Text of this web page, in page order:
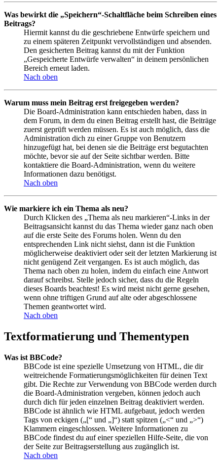
Was bewirkt die „Speichern“-Schaltfläche beim Schreiben eines
Beitrags?
Hiermit kannst du die geschriebene Entwürfe speichern und
zu einem späteren Zeitpunkt vervollständigen und absenden.
Den gesicherten Beitrag kannst du mit der Funktion
„Gespeicherte Entwürfe verwalten“ in deinem persönlichen
Bereich erneut laden.
Nach oben
Warum muss mein Beitrag erst freigegeben werden?
Die Board-Administration kann entschieden haben, dass in
dem Forum, in dem du einen Beitrag erstellt hast, die Beiträge
zuerst geprüft werden müssen. Es ist auch möglich, dass die
Administration dich zu einer Gruppe von Benutzern
hinzugefügt hat, bei denen sie die Beiträge erst begutachten
möchte, bevor sie auf der Seite sichtbar werden. Bitte
kontaktiere die Board-Administration, wenn du weitere
Informationen dazu benötigst.
Nach oben
Wie markiere ich ein Thema als neu?
Durch Klicken des „Thema als neu markieren“-Links in der
Beitragsansicht kannst du das Thema wieder ganz nach oben
auf die erste Seite des Forums holen. Wenn du den
entsprechenden Link nicht siehst, dann ist die Funktion
möglicherweise deaktiviert oder seit der letzten Markierung ist
nicht genügend Zeit vergangen. Es ist auch möglich, das
Thema nach oben zu holen, indem du einfach eine Antwort
darauf schreibst. Stelle jedoch sicher, dass du die Regeln
dieses Boards beachtest! Es wird meist nicht gerne gesehen,
wenn ohne triftigen Grund auf alte oder abgeschlossene
Themen geantwortet wird.
Nach oben
Textformatierung und Thementypen
Was ist BBCode?
BBCode ist eine spezielle Umsetzung von HTML, die dir
weitreichende Formatierungsmöglichkeiten für deinen Text
gibt. Die Rechte zur Verwendung von BBCode werden durch
die Board-Administration vergeben, können jedoch auch
durch dich für jeden einzelnen Beitrag deaktiviert werden.
BBCode ist ähnlich wie HTML aufgebaut, jedoch werden
Tags von eckigen („[“ und „]“) statt spitzen („<“ und „>“)
Klammern eingeschlossen. Weitere Informationen zu
BBCode findest du auf einer speziellen Hilfe-Seite, die von
der Seite zur Beitragserstellung aus zugänglich ist.
Nach oben